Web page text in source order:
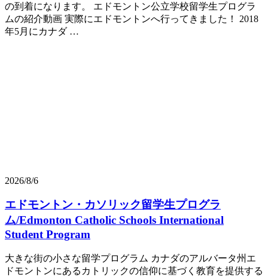
の到着になります。 エドモントン公立学校留学生プログラ
ムの紹介動画 実際にエドモントンへ行ってきました！ 2018
年5月にカナダ …
2026/8/6
エドモントン・カソリック留学生プログラ
ム/Edmonton Catholic Schools International
Student Program
大きな街の小さな留学プログラム カナダのアルバータ州エ
ドモントンにあるカトリックの信仰に基づく教育を提供する